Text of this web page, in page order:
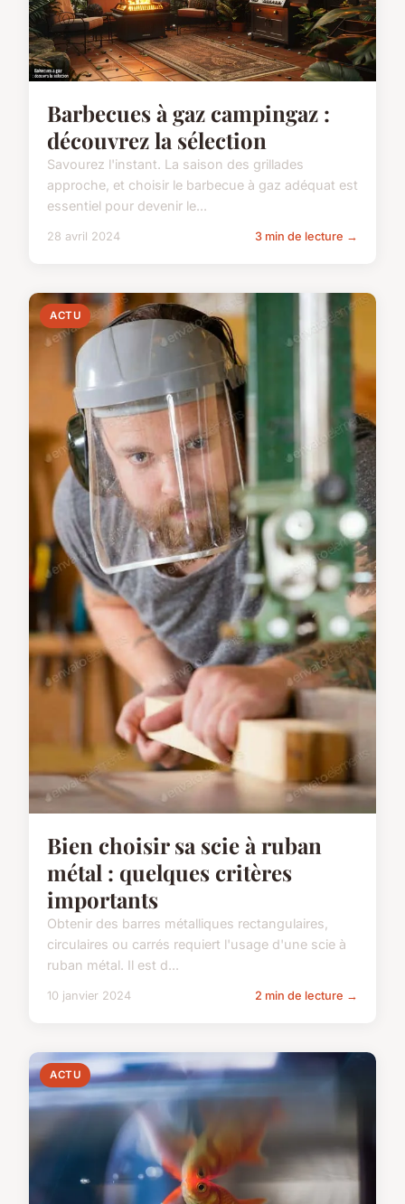
Barbecues à gaz campingaz :
découvrez la sélection
Savourez l'instant. La saison des grillades
approche, et choisir le barbecue à gaz adéquat est
essentiel pour devenir le...
28 avril 2024 3 min de lecture →
ACTU
Bien choisir sa scie à ruban
métal : quelques critères
importants
Obtenir des barres métalliques rectangulaires,
circulaires ou carrés requiert l'usage d'une scie à
ruban métal. Il est d...
10 janvier 2024 2 min de lecture →
ACTU